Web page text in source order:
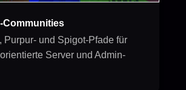
Communities
Purpur- und Spigot-Pfade für
Server und Admin-